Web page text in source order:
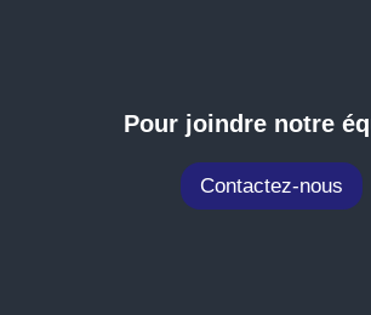
Pour joindre notre
Contactez-nous